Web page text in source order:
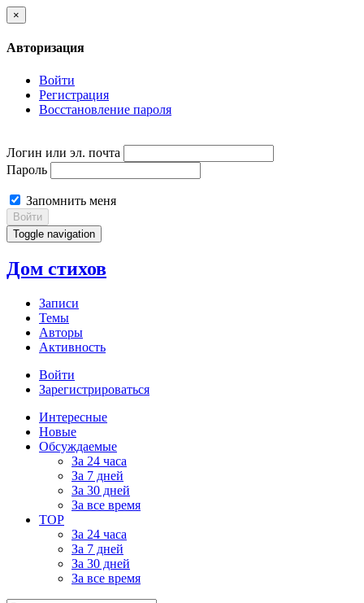
×
Авторизация
Войти
Регистрация
Восстановление пароля
Логин или эл. почта
Пароль
Запомнить меня
Войти
Toggle navigation
Дом стихов
Записи
Темы
Авторы
Активность
Войти
Зарегистрироваться
Интересные
Новые
Обсуждаемые
За 24 часа
За 7 дней
За 30 дней
За все время
TOP
За 24 часа
За 7 дней
За 30 дней
За все время